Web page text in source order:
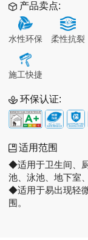
产品卖点:
水性环保 柔性抗裂
施工快捷
环保认证:
适用范围
◆适用于卫生间、
池、泳池、地下室
◆适用于易出现轻
围。